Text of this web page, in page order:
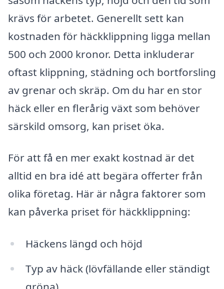
krävs för arbetet. Generellt sett kan
kostnaden för häckklippning ligga mellan
500 och 2000 kronor. Detta inkluderar
oftast klippning, städning och bortforsling
av grenar och skräp. Om du har en stor
häck eller en flerårig växt som behöver
särskild omsorg, kan priset öka.
För att få en mer exakt kostnad är det
alltid en bra idé att begära offerter från
olika företag. Här är några faktorer som
kan påverka priset för häckklippning:
Häckens längd och höjd
Typ av häck (lövfällande eller ständigt